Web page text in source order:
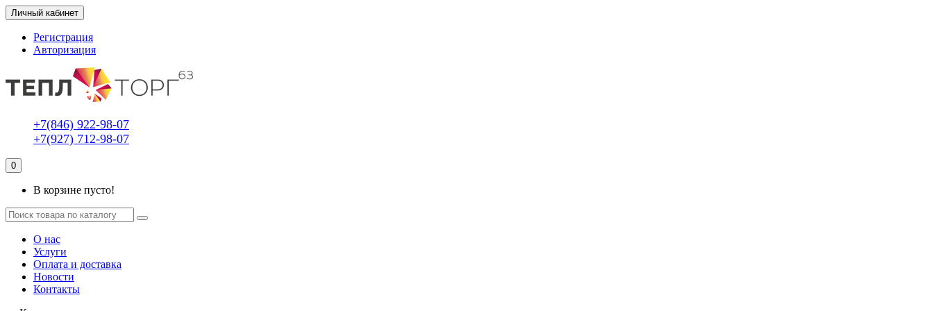
Личный кабинет
Регистрация
Авторизация
+7(846) 922-98-07
+7(927) 712-98-07
0
В корзине пусто!
О нас
Услуги
Оплата и доставка
Новости
Контакты